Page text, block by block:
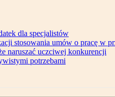
dla specjalistów
stosowania umów o pracę w
naruszać uczciwej konkurencji
potrzebami